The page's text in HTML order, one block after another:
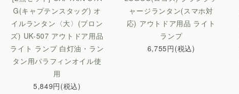
G(キャプテンスタッグ) オ
イルランタン〈大〉(ブロン
ズ) UK-507 アウトドア用品
ライト ランプ 白灯油・ラン
タン用パラフィンオイル使
用
5,849円(税込)
ャージランタン(スマホ対
応) アウトドア用品 ライト
ランプ
6,755円(税込)